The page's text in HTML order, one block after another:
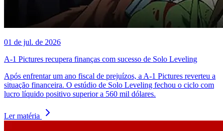
01 de jul. de 2026
A-1 Pictures recupera finanças com sucesso de Solo Leveling
Após enfrentar um ano fiscal de prejuízos, a A-1 Pictures reverteu a
situação financeira. O estúdio de Solo Leveling fechou o ciclo com
lucro líquido positivo superior a 560 mil dólares.
Ler matéria